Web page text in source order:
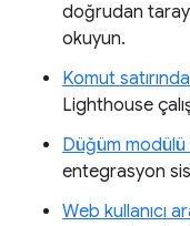
doğrudan
okuyun.
Komut
Lighthouse
Düğüm
entegrasyon
Web kullanıcı